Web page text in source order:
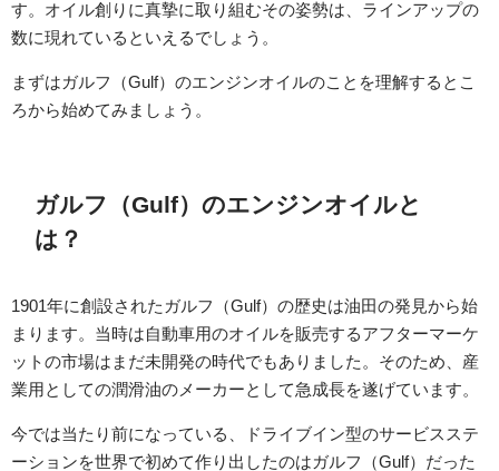
す。オイル創りに真摯に取り組むその姿勢は、ラインアップの
数に現れているといえるでしょう。
まずはガルフ（Gulf）のエンジンオイルのことを理解するとこ
ろから始めてみましょう。
ガルフ（Gulf）のエンジンオイルと
は？
1901年に創設されたガルフ（Gulf）の歴史は油田の発見から始
まります。当時は自動車用のオイルを販売するアフターマーケ
ットの市場はまだ未開発の時代でもありました。そのため、産
業用としての潤滑油のメーカーとして急成長を遂げています。
今では当たり前になっている、ドライブイン型のサービスステ
ーションを世界で初めて作り出したのはガルフ（Gulf）だった